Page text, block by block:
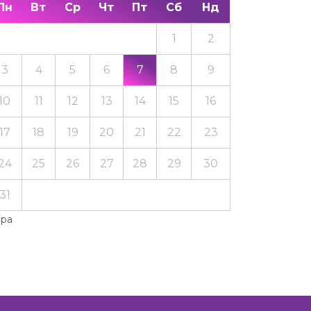
Вт Ср Чт Пт Сб Нд
1 2
3 4 5 6 7 8 9
11 12 13 14 15 16
18 19 20 21 22 23
25 26 27 28 29 30